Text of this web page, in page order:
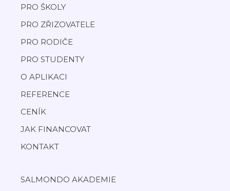
PRO ŠKOLY
PRO ZŘIZOVATELE
PRO RODIČE
PRO STUDENTY
O APLIKACI
REFERENCE
CENÍK
JAK FINANCOVAT
KONTAKT
SALMONDO AKADEMIE